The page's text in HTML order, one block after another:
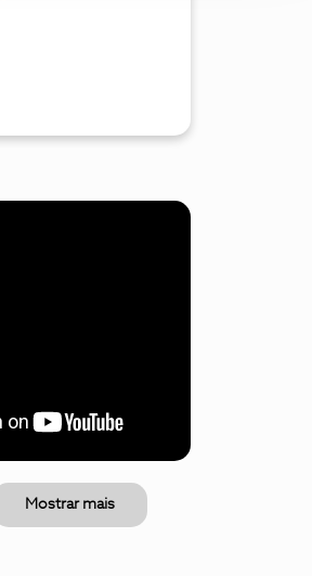
Mostrar mais